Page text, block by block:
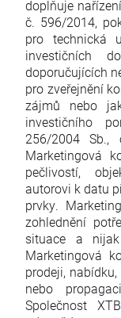
doplňuje
č. 596/2014,
pro technická
investičních
doporučujících
pro zveřejnění
zájmů nebo
investičního
256/2004 Sb.,
Marketingová
pečlivostí,
autorovi k datu
prvky.
zohlednění
situace a nijak
Marketingová
prodeji,
nebo
Společnost